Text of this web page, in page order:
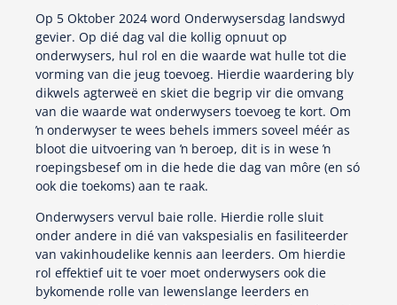
Op 5 Oktober 2024 word Onderwysersdag landswyd
gevier. Op dié dag val die kollig opnuut op
onderwysers, hul rol en die waarde wat hulle tot die
vorming van die jeug toevoeg. Hierdie waardering bly
dikwels agterweë en skiet die begrip vir die omvang
van die waarde wat onderwysers toevoeg te kort. Om
ŉ onderwyser te wees behels immers soveel méér as
bloot die uitvoering van ŉ beroep, dit is in wese ŉ
roepingsbesef om in die hede die dag van môre (en só
ook die toekoms) aan te raak.
Onderwysers vervul baie rolle. Hierdie rolle sluit
onder andere in dié van vakspesialis en fasiliteerder
van vakinhoudelike kennis aan leerders. Om hierdie
rol effektief uit te voer moet onderwysers ook die
bykomende rolle van lewenslange leerders en